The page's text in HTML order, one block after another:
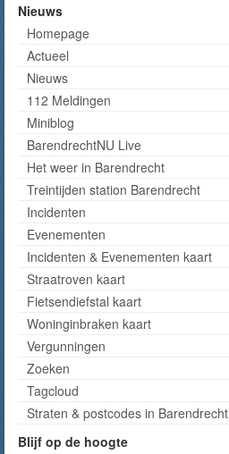
Nieuws
Homepage
Actueel
Nieuws
112 Meldingen
Miniblog
BarendrechtNU Live
Het weer in Barendrecht
Treintijden station Barendrecht
Incidenten
Evenementen
Incidenten & Evenementen kaart
Straatroven kaart
Fietsendiefstal kaart
Woninginbraken kaart
Vergunningen
Zoeken
Tagcloud
Straten & postcodes in Barendrecht
Blijf op de hoogte